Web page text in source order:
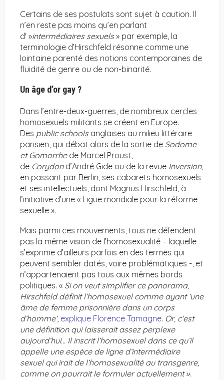
Certains de ses postulats sont sujet à caution. Il
n’en reste pas moins qu’en parlant
d' »intermédiaires sexuels » par exemple, la
terminologie d’Hirschfeld résonne comme une
lointaine parenté des notions contemporaines de
fluidité de genre ou de non-binarité.
Un âge d’or gay ?
Dans l’entre-deux-guerres, de nombreux cercles
homosexuels militants se créent en Europe.
Des public schools anglaises au milieu littéraire
parisien, qui débat alors de la sortie de Sodome
et Gomorrhede Marcel Proust,
de Corydond’André Gide ou de la revue Inversion,
en passant par Berlin, ses cabarets homosexuels
et ses intellectuels, dont Magnus Hirschfeld, à
l’initiative d’une « Ligue mondiale pour la réforme
sexuelle ».
Mais parmi ces mouvements, tous ne défendent
pas la même vision de l’homosexualité – laquelle
s’exprime d’ailleurs parfois en des termes qui
peuvent sembler datés, voire problématiques -, et
n’appartenaient pas tous aux mêmes bords
politiques. « Si on veut simplifier ce panorama,
Hirschfeld définit l’homosexuel comme ayant ‘une
âme de femme prisonnière dans un corps
d’homme’, explique Florence Tamagne. Or, c’est
une définition qui laisserait assez perplexe
aujourd’hui… Il inscrit l’homosexuel dans ce qu’il
appelle une espèce de ligne d’intermédiaire
sexuel qui irait de l’homosexualité au transgenre,
comme on pourrait le formuler actuellement ».